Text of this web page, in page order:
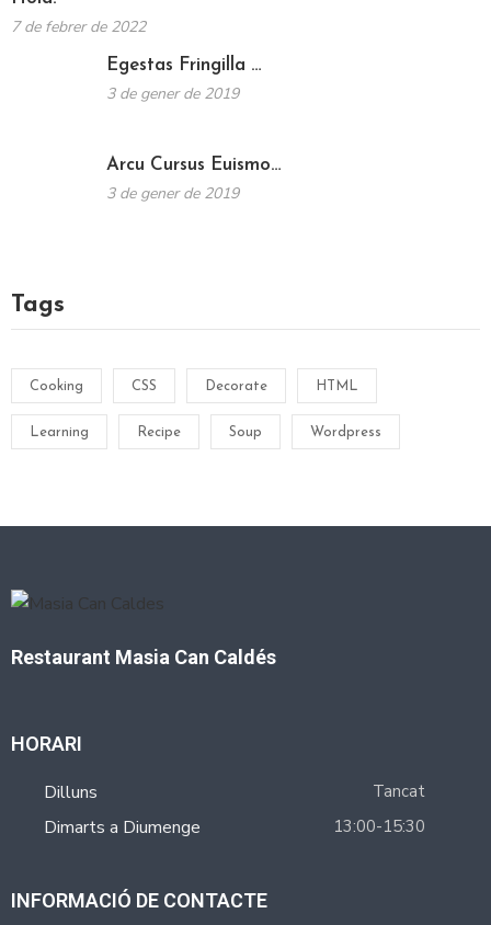
7 de febrer de 2022
Egestas Fringilla …
3 de gener de 2019
Arcu Cursus Euismo…
3 de gener de 2019
Tags
Cooking CSS Decorate HTML
Learning Recipe Soup Wordpress
Restaurant Masia Can Caldés
HORARI
Dilluns Tancat
Dimarts a Diumenge 13:00-15:30
INFORMACIÓ DE CONTACTE